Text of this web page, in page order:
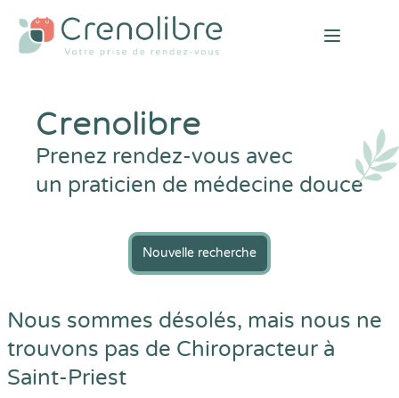
Open
Crenolibre
Prenez rendez-vous avec
un praticien de médecine douce
Nouvelle recherche
Nous sommes désolés, mais nous ne
trouvons pas de Chiropracteur à
Saint-Priest